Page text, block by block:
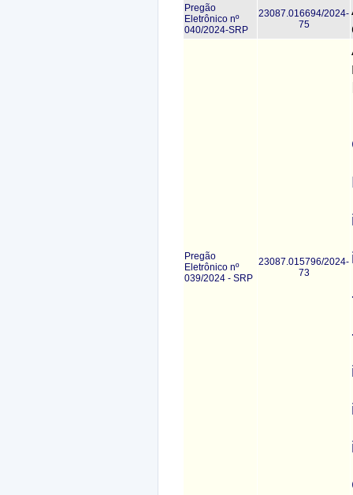
Pregão
Eletrônico nº
040/2024-SRP
23087.016694/2024-
75
Pregão
Eletrônico nº
039/2024 - SRP
23087.015796/2024-
73